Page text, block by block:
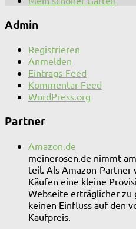
Admin
Registrieren
Anmelden
Eintrags-Feed
Kommentar-Feed
WordPress.org
Partner
Amazon.de
meinerosen.de nimmt
teil. Als Amazon-Partner
Käufen eine kleine
Webseite erträglicher zu
keinen Einfluss auf den
Kaufpreis.